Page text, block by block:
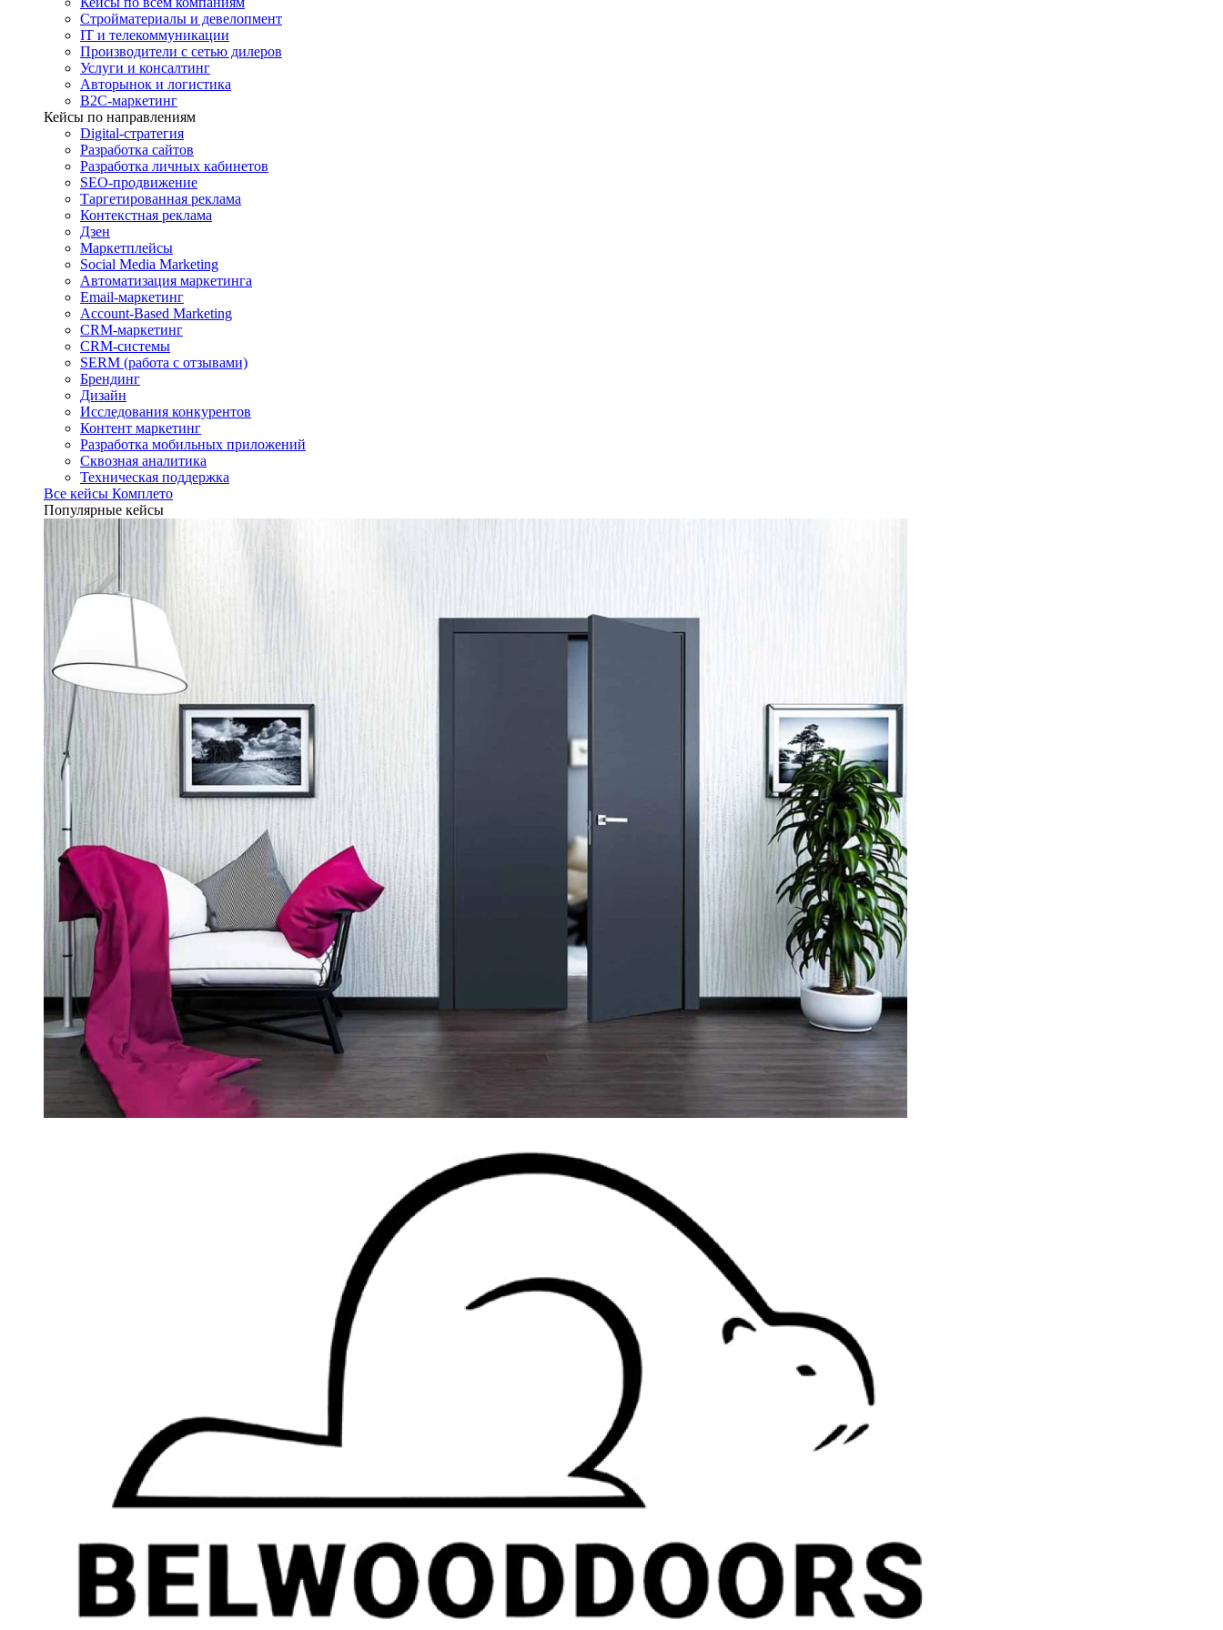
Стройматериалы и девелопмент
IT и телекоммуникации
Производители с сетью дилеров
Услуги и консалтинг
Авторынок и логистика
B2С-маркетинг
Кейсы по направлениям
Digital-стратегия
Разработка сайтов
Разработка личных кабинетов
SEO-продвижение
Таргетированная реклама
Контекстная реклама
Дзен
Маркетплейсы
Social Media Marketing
Автоматизация маркетинга
Email-маркетинг
Account-Based Marketing
CRM-маркетинг
CRM-системы
SERM (работа с отзывами)
Брендинг
Дизайн
Исследования конкурентов
Контент маркетинг
Разработка мобильных приложений
Сквозная аналитика
Техническая поддержка
Все кейсы Комплето
Популярные кейсы